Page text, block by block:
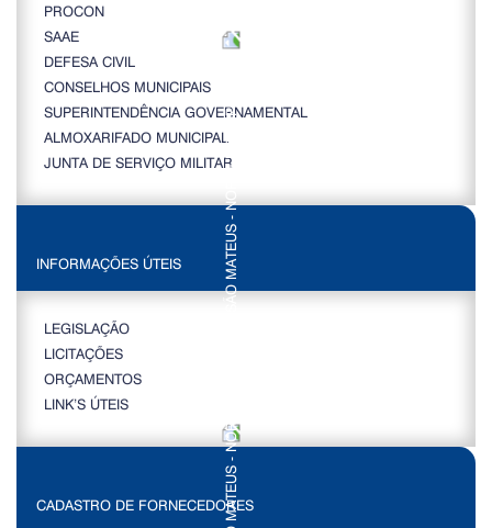
PROCON
SAAE
DEFESA CIVIL
CONSELHOS MUNICIPAIS
SUPERINTENDÊNCIA GOVERNAMENTAL
ALMOXARIFADO MUNICIPAL
JUNTA DE SERVIÇO MILITAR
INFORMAÇÕES ÚTEIS
LEGISLAÇÃO
LICITAÇÕES
ORÇAMENTOS
LINK’S ÚTEIS
CADASTRO DE FORNECEDORES